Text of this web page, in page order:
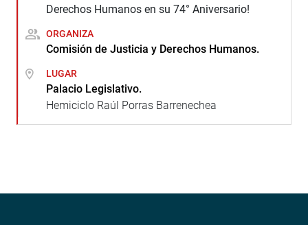
Derechos Humanos en su 74° Aniversario!
ORGANIZA
Comisión de Justicia y Derechos Humanos.
LUGAR
Palacio Legislativo.
Hemiciclo Raúl Porras Barrenechea